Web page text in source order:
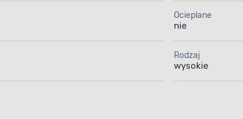
Ocieplane
nie
Rodzaj
wysokie